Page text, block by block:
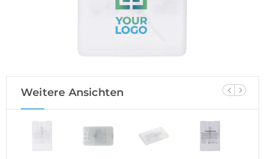
Weitere Ansichten